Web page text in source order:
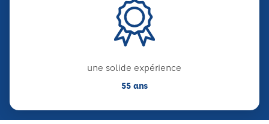
une solide expérience
55 ans